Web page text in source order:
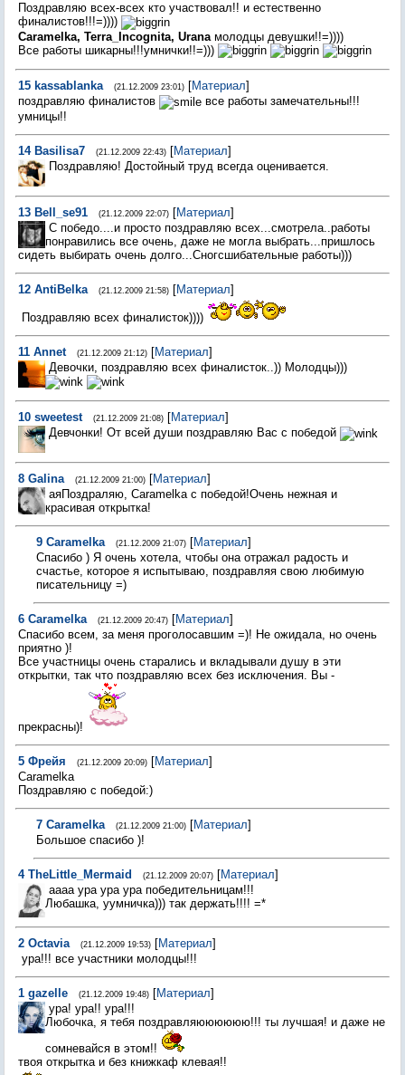
Поздравляю всех-всех кто участвовал!! и естественно
финалистов!!!=))))
Caramelka, Terra_Incognita, Urana молодцы девушки!!=))))
Все работы шикарны!!!умнички!!=)))
15 kassablanka (21.12.2009 23:01) [Материал]
поздравляю финалистов
все работы замечательны!!!
умницы!!
14 Basilisa7 (21.12.2009 22:43) [Материал]
Поздравляю! Достойный труд всегда оценивается.
13 Bell_se91 (21.12.2009 22:07) [Материал]
С победо....и просто поздравляю всех...смотрела..работы
понравились все очень, даже не могла выбрать...пришлось
сидеть выбирать очень долго...Сногсшибательные работы)))
12 AntiBelka (21.12.2009 21:58) [Материал]
Поздравляю всех финалисток))))
11 Annet (21.12.2009 21:12) [Материал]
Девочки, поздравляю всех финалисток..)) Молодцы)))
10 sweetest (21.12.2009 21:08) [Материал]
Девчонки! От всей души поздравляю Вас с победой
8 Galina (21.12.2009 21:00) [Материал]
аяПоздраляю, Caramelka с победой!Очень нежная и
красивая открытка!
9 Caramelka (21.12.2009 21:07) [Материал]
Спасибо ) Я очень хотела, чтобы она отражал радость и
счастье, которое я испытываю, поздравляя свою любимую
писательницу =)
6 Caramelka (21.12.2009 20:47) [Материал]
Спасибо всем, за меня проголосавшим =)! Не ожидала, но очень
приятно )!
Все участницы очень старались и вкладывали душу в эти
открытки, так что поздравляю всех без исключения. Вы -
прекрасны)!
5 Фрейя (21.12.2009 20:09) [Материал]
Caramelka
Поздравляю с победой:)
7 Caramelka (21.12.2009 21:00) [Материал]
Большое спасибо )!
4 TheLittle_Mermaid (21.12.2009 20:07) [Материал]
аааа ура ура ура победительницам!!!
Любашка, уумничка))) так держать!!!! =*
2 Octavia (21.12.2009 19:53) [Материал]
ура!!! все участники молодцы!!!
1 gazelle (21.12.2009 19:48) [Материал]
ура! ура!! ура!!!
Любочка, я тебя поздравляюююююю!!! ты лучшая! и даже не
сомневайся в этом!!
твоя открытка и без книжкаф клевая!!